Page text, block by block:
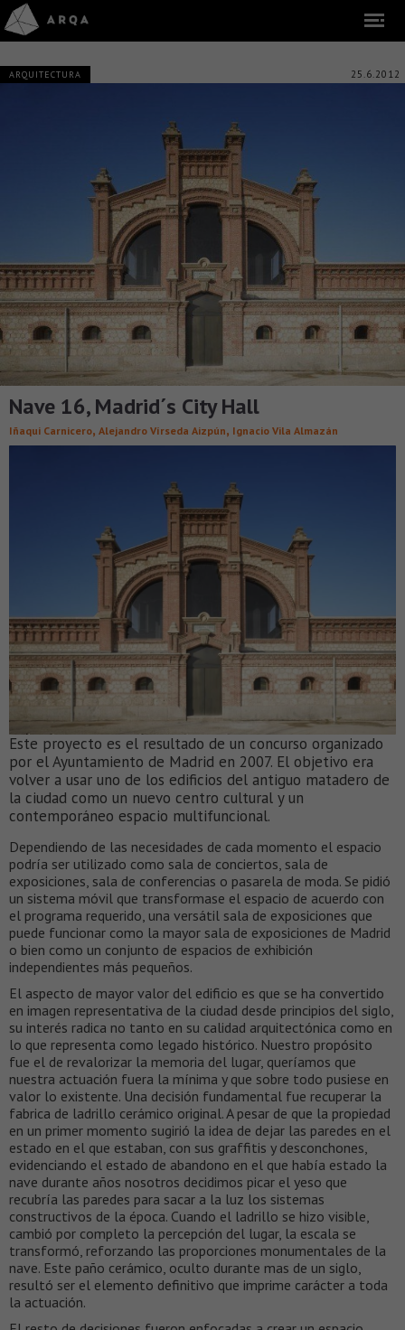
ARQUITECTURA 25.6.2012
Nave 16, Madrid´s City Hall
Iñaqui Carnicero, Alejandro Vírseda Aizpún, Ignacio Vila Almazán
Este proyecto es el resultado de un concurso organizado
por el Ayuntamiento de Madrid en 2007. El objetivo era
volver a usar uno de los edificios del antiguo matadero de
la ciudad como un nuevo centro cultural y un
contemporáneo espacio multifuncional.
Dependiendo de las necesidades de cada momento el espacio
podría ser utilizado como sala de conciertos, sala de
exposiciones, sala de conferencias o pasarela de moda. Se pidió
un sistema móvil que transformase el espacio de acuerdo con
el programa requerido, una versátil sala de exposiciones que
puede funcionar como la mayor sala de exposiciones de Madrid
o bien como un conjunto de espacios de exhibición
independientes más pequeños.
El aspecto de mayor valor del edificio es que se ha convertido
en imagen representativa de la ciudad desde principios del siglo,
su interés radica no tanto en su calidad arquitectónica como en
lo que representa como legado histórico. Nuestro propósito
fue el de revalorizar la memoria del lugar, queríamos que
nuestra actuación fuera la mínima y que sobre todo pusiese en
valor lo existente. Una decisión fundamental fue recuperar la
fabrica de ladrillo cerámico original. A pesar de que la propiedad
en un primer momento sugirió la idea de dejar las paredes en el
estado en el que estaban, con sus graffitis y desconchones,
evidenciando el estado de abandono en el que había estado la
nave durante años nosotros decidimos picar el yeso que
recubría las paredes para sacar a la luz los sistemas
constructivos de la época. Cuando el ladrillo se hizo visible,
cambió por completo la percepción del lugar, la escala se
transformó, reforzando las proporciones monumentales de la
nave. Este paño cerámico, oculto durante mas de un siglo,
resultó ser el elemento definitivo que imprime carácter a toda
la actuación.